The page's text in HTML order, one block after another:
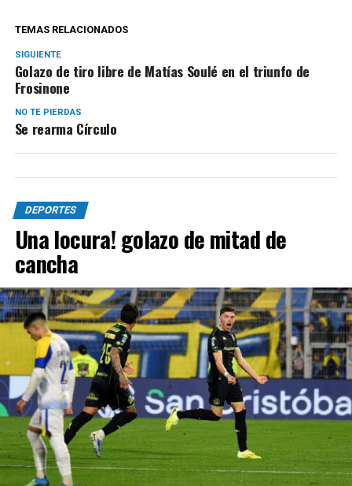
TEMAS RELACIONADOS
SIGUIENTE
Golazo de tiro libre de Matías Soulé en el triunfo de
Frosinone
NO TE PIERDAS
Se rearma Círculo
DEPORTES
Una locura! golazo de mitad de
cancha